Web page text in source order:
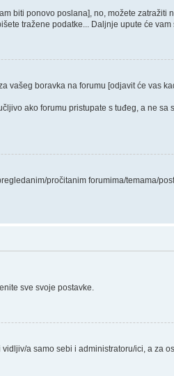
biti ponovo poslana], no, možete zatražiti
tražene podatke... Daljnje upute će
vašeg boravka na forumu [odjavit će vas
ako forumu pristupate s tuđeg, a ne sa
pročitanim forumima/temama/
sve svoje postavke.
vidljiv/a samo sebi i administratoru/ici, a za